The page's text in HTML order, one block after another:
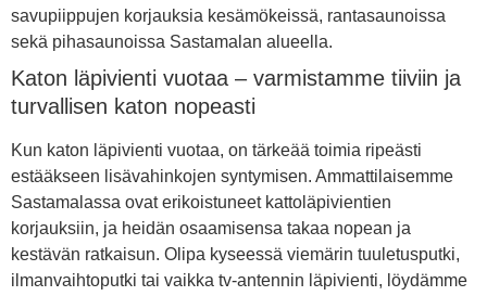
savupiippujen korjauksia kesämökeissä, rantasaunoissa
sekä pihasaunoissa Sastamalan alueella.
Katon läpivienti vuotaa – varmistamme tiiviin ja
turvallisen katon nopeasti
Kun katon läpivienti vuotaa, on tärkeää toimia ripeästi
estääkseen lisävahinkojen syntymisen. Ammattilaisemme
Sastamalassa ovat erikoistuneet kattoläpivientien
korjauksiin, ja heidän osaamisensa takaa nopean ja
kestävän ratkaisun. Olipa kyseessä viemärin tuuletusputki,
ilmanvaihtoputki tai vaikka tv-antennin läpivienti, löydämme